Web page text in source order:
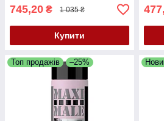
745,20 ₴ 1 035 ₴
Купити
Топ продажів –25%